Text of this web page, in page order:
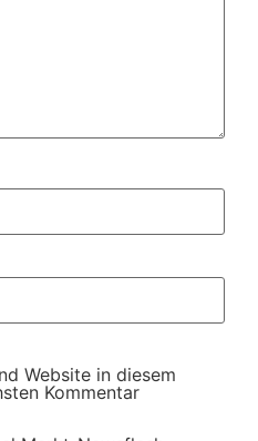
Website in diesem
Kommentar